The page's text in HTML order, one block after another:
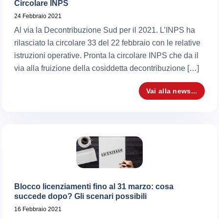
Circolare INPS
24 Febbraio 2021
Al via la Decontribuzione Sud per il 2021. L’INPS ha
rilasciato la circolare 33 del 22 febbraio con le relative
istruzioni operative. Pronta la circolare INPS che da il
via alla fruizione della cosiddetta decontribuzione […]
Vai alla news...
Blocco licenziamenti fino al 31 marzo: cosa
succede dopo? Gli scenari possibili
16 Febbraio 2021